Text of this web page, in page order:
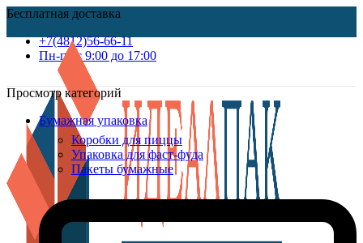
Бесплатная доставка
+7(4812)56-66-11
Пн-пт c 9:00 до 17:00
Просмотр категорий
Бумажная упаковка
Коробки для пиццы
Упаковка для фаст-фуда
Пакеты бумажные